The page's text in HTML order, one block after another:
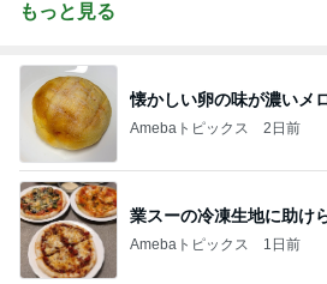
もっと見る
懐かしい卵の味が濃いメ
Amebaトピックス 2日前
業スーの冷凍生地に助け
Amebaトピックス 1日前